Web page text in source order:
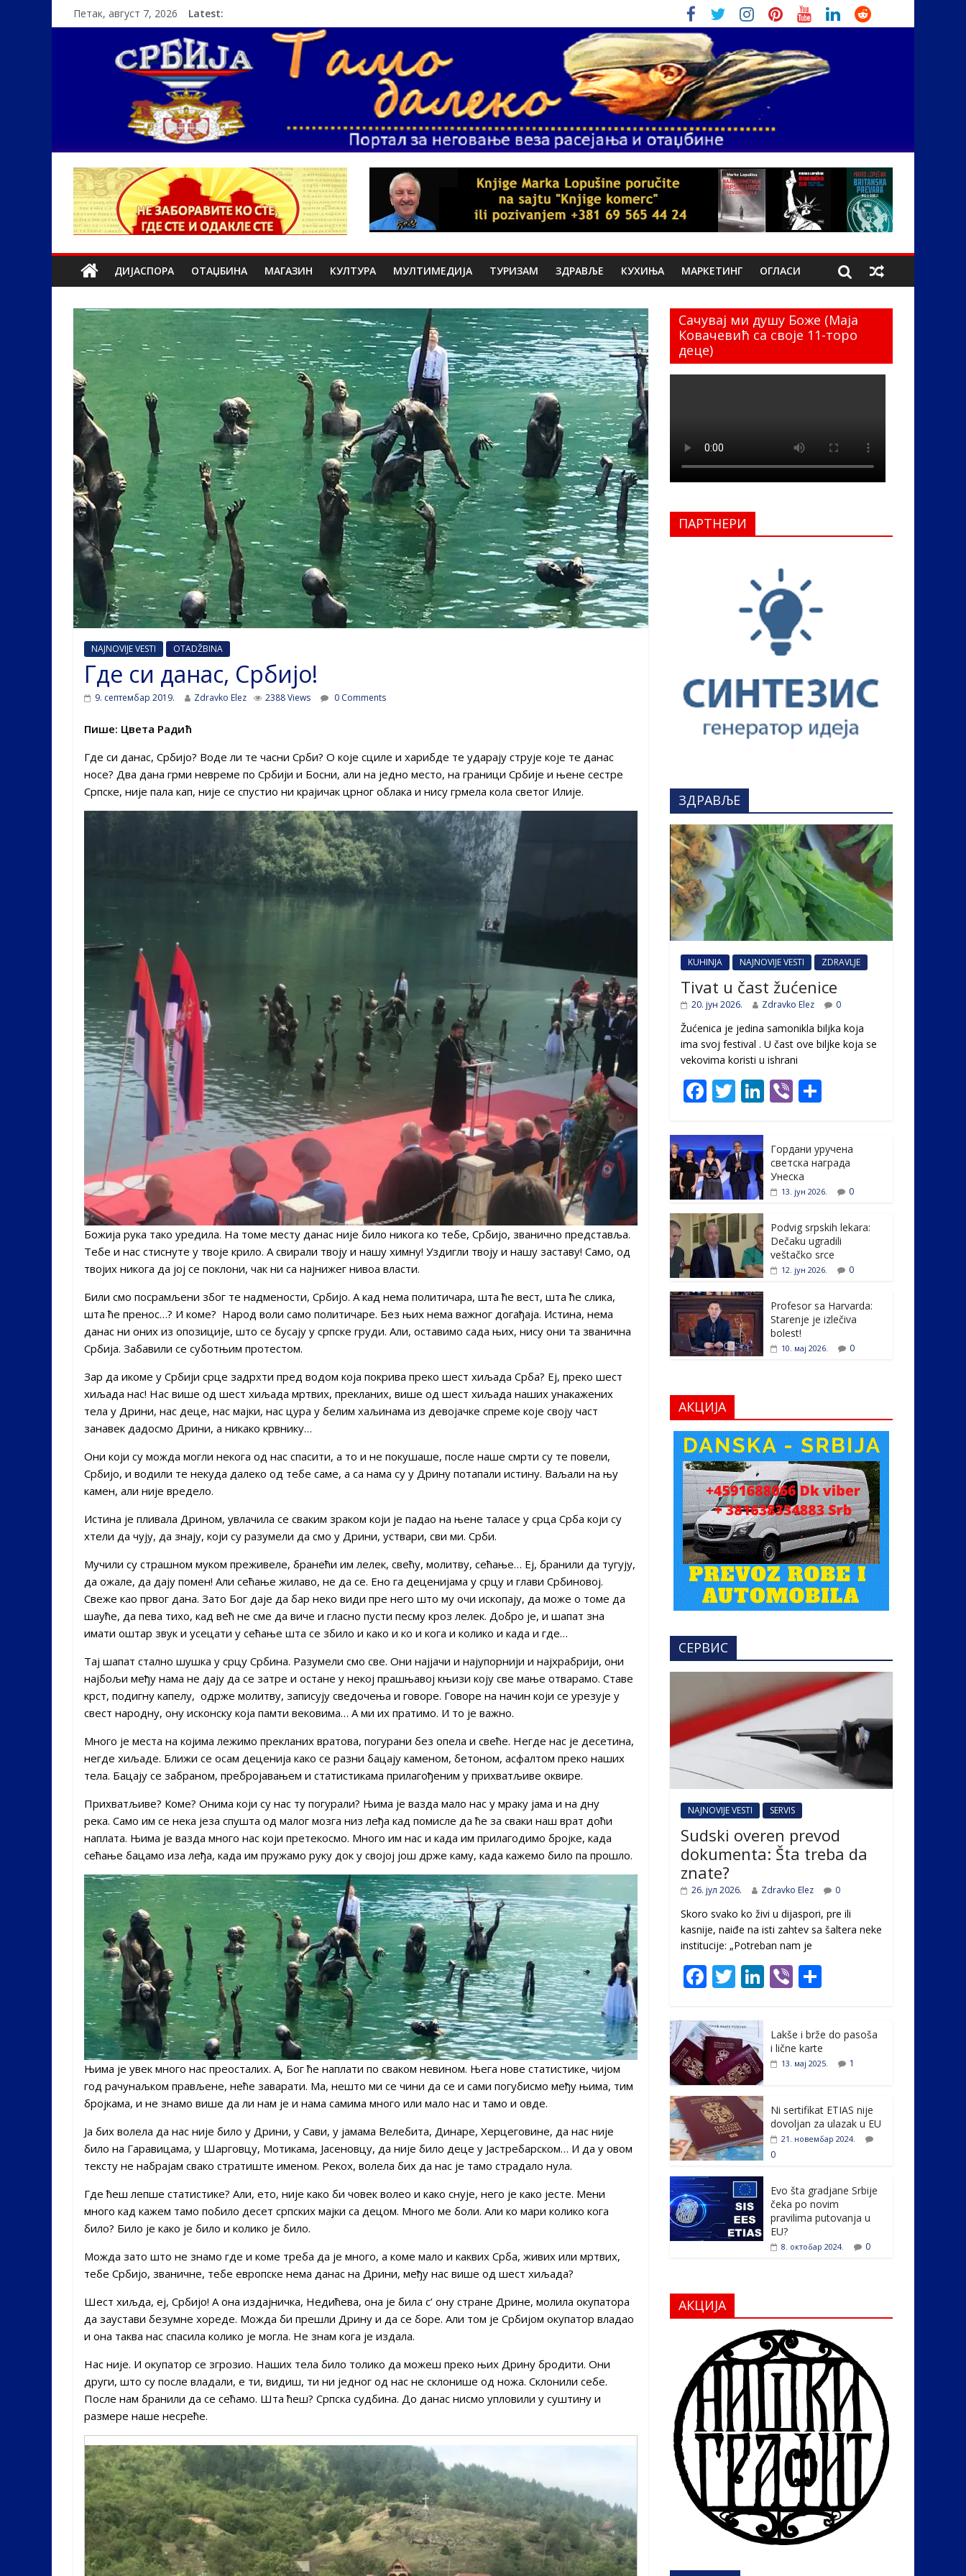
Петак, август 7, 2026 Latest:
ДИЈАСПОРА ОТАЏБИНА МАГАЗИН КУЛТУРА МУЛТИМЕДИЈА ТУРИЗАМ ЗДРАВЉЕ КУХИЊА МАРКЕТИНГ ОГЛАСИ
NAJNOVIJE VESTI OTADŽBINA
Где си данас, Србијо!
9. септембар 2019. Zdravko Elez 2388 Views 0 Comments
Пише: Цвета Радић
Где си данас, Србијо? Воде ли те часни Срби? О које сциле и харибде те ударају струје које те данас
носе? Два дана грми невреме по Србији и Босни, али на једно место, на граници Србије и њене сестре
Српске, није пала кап, није се спустио ни крајичак црног облака и нису грмела кола светог Илије.
Божија рука тако уредила. На томе месту данас није било никога ко тебе, Србијо, званично представља.
Тебе и нас стиснуте у твоје крило. А свирали твоју и нашу химну! Уздигли твоју и нашу заставу! Само, од
твојих никога да јој се поклони, чак ни са најнижег нивоа власти.
Били смо посрамљени због те надмености, Србијо. А кад нема политичара, шта ће вест, шта ће слика,
шта ће пренос…? И коме? Народ воли само политичаре. Без њих нема важног догађаја. Истина, нема
данас ни оних из опозиције, што се бусају у српске груди. Али, оставимо сада њих, нису они та званична
Србија. Забавили се суботњим протестом.
Зар да икоме у Србији срце задрхти пред водом која покрива преко шест хиљада Срба? Еј, преко шест
хиљада нас! Нас више од шест хиљада мртвих, прекланих, више од шест хиљада наших унакажених
тела у Дрини, нас деце, нас мајки, нас цура у белим хаљинама из девојачке спреме које своју част
занавек дадосмо Дрини, а никако крвнику…
Они који су можда могли некога од нас спасити, а то и не покушаше, после наше смрти су те повели,
Србијо, и водили те некуда далеко од тебе саме, а са нама су у Дрину потапали истину. Ваљали на њу
камен, али није вредело.
Истина је пливала Дрином, увлачила се сваким зраком који је падао на њене таласе у срца Срба који су
хтели да чују, да знају, који су разумели да смо у Дрини, уствари, сви ми. Срби.
Мучили су страшном муком преживеле, бранећи им лелек, свећу, молитву, сећање… Еј, бранили да тугују,
да ожале, да дају помен! Али сећање жилаво, не да се. Ено га деценијама у срцу и глави Србиновој.
Свеже као првог дана. Зато Бог даје да бар неко види пре него што му очи ископају, да може о томе да
шауће, да пева тихо, кад већ не сме да виче и гласно пусти песму кроз лелек. Добро је, и шапат зна
имати оштар звук и усецати у сећање шта се збило и како и ко и кога и колико и када и где…
Тај шапат стално шушка у срцу Србина. Разумели смо све. Они најјачи и најупорнији и најхрабрији, они
најбољи међу нама не дају да се затре и остане у некој прашњавој књизи коју све мање отварамо. Ставе
крст, подигну капелу, одрже молитву, записују сведочења и говоре. Говоре на начин који се урезује у
свест народну, ону исконску која памти вековима… А ми их пратимо. И то је важно.
Много је места на којима лежимо прекланих вратова, погурани без опела и свеће. Негде нас је десетина,
негде хиљаде. Ближи се осам деценија како се разни бацају каменом, бетоном, асфалтом преко наших
тела. Бацају се забраном, пребројавањем и статистикама прилагођеним у прихватљиве оквире.
Прихватљиве? Коме? Онима који су нас ту погурали? Њима је вазда мало нас у мраку јама и на дну
река. Само им се нека језа спушта од малог мозга низ леђа кад помисле да ће за сваки наш врат доћи
наплата. Њима је вазда много нас који претекосмо. Много им нас и када им прилагодимо бројке, када
сећање бацамо иза леђа, када им пружамо руку док у својој још држе каму, када кажемо било па прошло.
Њима је увек много нас преосталих. А, Бог ће наплати по сваком невином. Њега нове статистике, чијом
год рачунаљком прављене, неће заварати. Ма, нешто ми се чини да се и сами погубисмо међу њима, тим
бројкама, и не знамо више да ли нам је и нама самима много или мало нас и тамо и овде.
Ја бих волела да нас није било у Дрини, у Сави, у јамама Велебита, Динаре, Херцеговине, да нас није
било на Гаравицама, у Шарговцу, Мотикама, Јасеновцу, да није било деце у Јастребарском… И да у овом
тексту не набрајам свако стратиште именом. Рекох, волела бих да нас је тамо страдало нула.
Где ћеш лепше статистике? Али, ето, није како би човек волео и како снује, него је како јесте. Мени
много кад кажем тамо побило десет српских мајки са децом. Много ме боли. Али ко мари колико кога
било? Било је како је било и колико је било.
Можда зато што не знамо где и коме треба да је много, а коме мало и каквих Срба, живих или мртвих,
тебе Србијо, званичне, тебе европске нема данас на Дрини, међу нас више од шест хиљада?
Шест хиљда, еј, Србијо! А она издајничка, Недићева, она је била с’ ону стране Дрине, молила окупатора
да заустави безумне хореде. Можда би прешли Дрину и да се боре. Али том је Србијом окупатор владао
и она таква нас спасила колико је могла. Не знам кога је издала.
Нас није. И окупатор се згрозио. Наших тела било толико да можеш преко њих Дрину бродити. Они
други, што су после владали, е ти, видиш, ти ни једног од нас не склонише од ножа. Склонили себе.
После нам бранили да се сећамо. Шта ћеш? Српска судбина. До данас нисмо упловили у суштину и
размере наше несреће.
Сачувај ми душу Боже (Маја
Ковачевић са своје 11-торо
деце)
ПАРТНЕРИ
ЗДРАВЉЕ
KUHINJA NAJNOVIJE VESTI ZDRAVLJE
Tivat u čast žućenice
20. јун 2026. Zdravko Elez 0
Žućenica je jedina samonikla biljka koja
ima svoj festival . U čast ovе biljke koja se
vekovima koristi u ishrani
F
e
b
o
o
k
T
itt
er
Li
e
dI
n
Vi
e
Гордани уручена
светска награда
Унеска
13. јун 2026. 0
Podvig srpskih lekara:
Dečaku ugradili
veštačko srce
12. јун 2026. 0
Profesor sa Harvarda:
Starenje je izlečiva
bolest!
10. мај 2026. 0
АКЦИЈА
СЕРВИС
NAJNOVIJE VESTI SERVIS
Sudski overen prevod
dokumenta: Šta treba da
znate?
26. јул 2026. Zdravko Elez 0
Skoro svako ko živi u dijaspori, pre ili
kasnije, naiđe na isti zahtev sa šaltera neke
institucije: „Potreban nam je
F
e
b
o
o
k
T
itt
er
Li
e
dI
Vi
er ar
e
Lakše i brže do pasoša
i lične karte
13. мај 2025. 1
Ni sertifikat ETIAS nije
dovoljan za ulazak u EU
21. новембар 2024.
0
Evo šta gradjane Srbije
čeka po novim
pravilima putovanja u
EU?
8. октобар 2024. 0
АКЦИЈА